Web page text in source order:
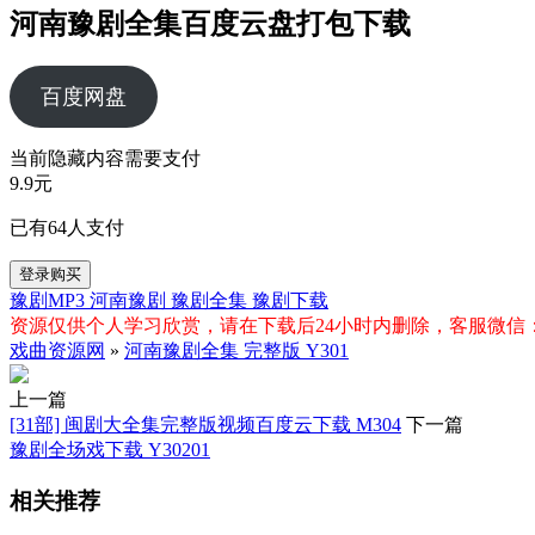
河南豫剧全集百度云盘打包下载
百度网盘
当前隐藏内容需要支付
9.9元
已有64人支付
登录购买
豫剧MP3 河南豫剧 豫剧全集 豫剧下载
资源仅供个人学习欣赏，请在下载后24小时内删除，客服微信
戏曲资源网 » 河南豫剧全集 完整版 Y301
上一篇
[31部] 闽剧大全集完整版视频百度云下载 M304 下一篇
豫剧全场戏下载 Y30201
相关推荐